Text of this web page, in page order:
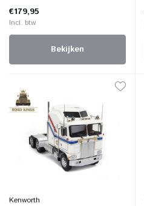
€179,95
Incl. btw
Bekijken
Kenworth